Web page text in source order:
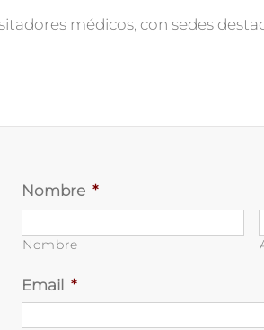
médicos, con sedes
Nombre *
Nombre
Email *